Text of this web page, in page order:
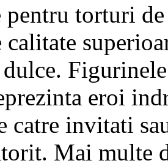
torturi
dulce.
eroi
catre invitati
Mai multe